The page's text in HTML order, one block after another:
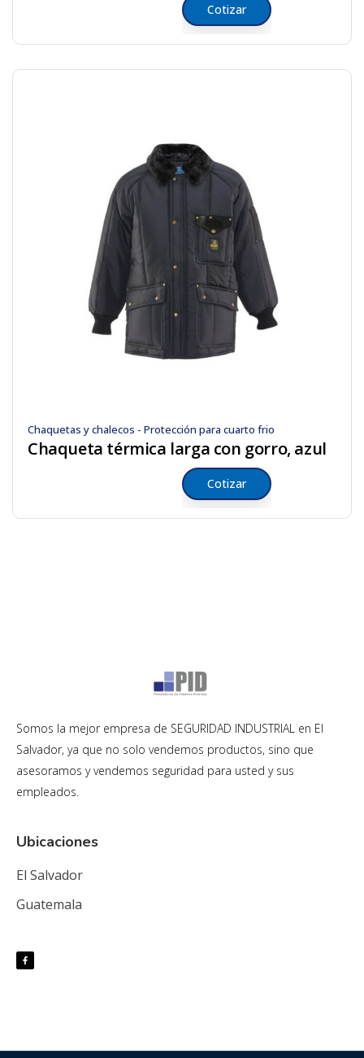
Cotizar
Chaquetas y chalecos - Protección para cuarto frio
Chaqueta térmica larga con gorro, azul
Cotizar
Somos la mejor empresa de SEGURIDAD INDUSTRIAL en El
Salvador, ya que no solo vendemos productos, sino que
asesoramos y vendemos seguridad para usted y sus
empleados.
Ubicaciones
El Salvador
Guatemala